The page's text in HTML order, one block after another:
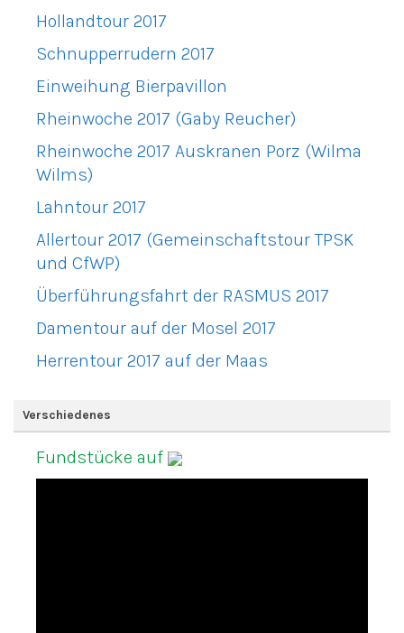
Hollandtour 2017
Schnupperrudern 2017
Einweihung Bierpavillon
Rheinwoche 2017 (Gaby Reucher)
Rheinwoche 2017 Auskranen Porz (Wilma
Wilms)
Lahntour 2017
Allertour 2017 (Gemeinschaftstour TPSK
und CfWP)
Überführungsfahrt der RASMUS 2017
Damentour auf der Mosel 2017
Herrentour 2017 auf der Maas
Verschiedenes
Fundstücke auf